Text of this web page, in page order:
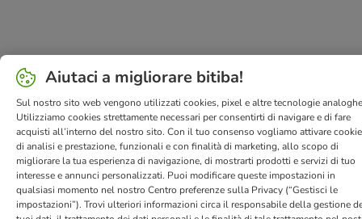
Aiutaci a migliorare bitiba!
Sul nostro sito web vengono utilizzati cookies, pixel e altre tecnologie
Utilizziamo cookies strettamente necessari per consentirti di navigare e di fare
acquisti all’interno del nostro sito. Con il tuo consenso vogliamo attivare
di analisi e prestazione, funzionali e con finalità di marketing, allo scopo di
migliorare la tua esperienza di navigazione, di mostrarti prodotti e servizi di tuo
interesse e annunci personalizzati. Puoi modificare queste impostazioni in
qualsiasi momento nel nostro Centro preferenze sulla Privacy (“Gestisci le
impostazioni”). Trovi ulteriori informazioni circa il responsabile della gestione